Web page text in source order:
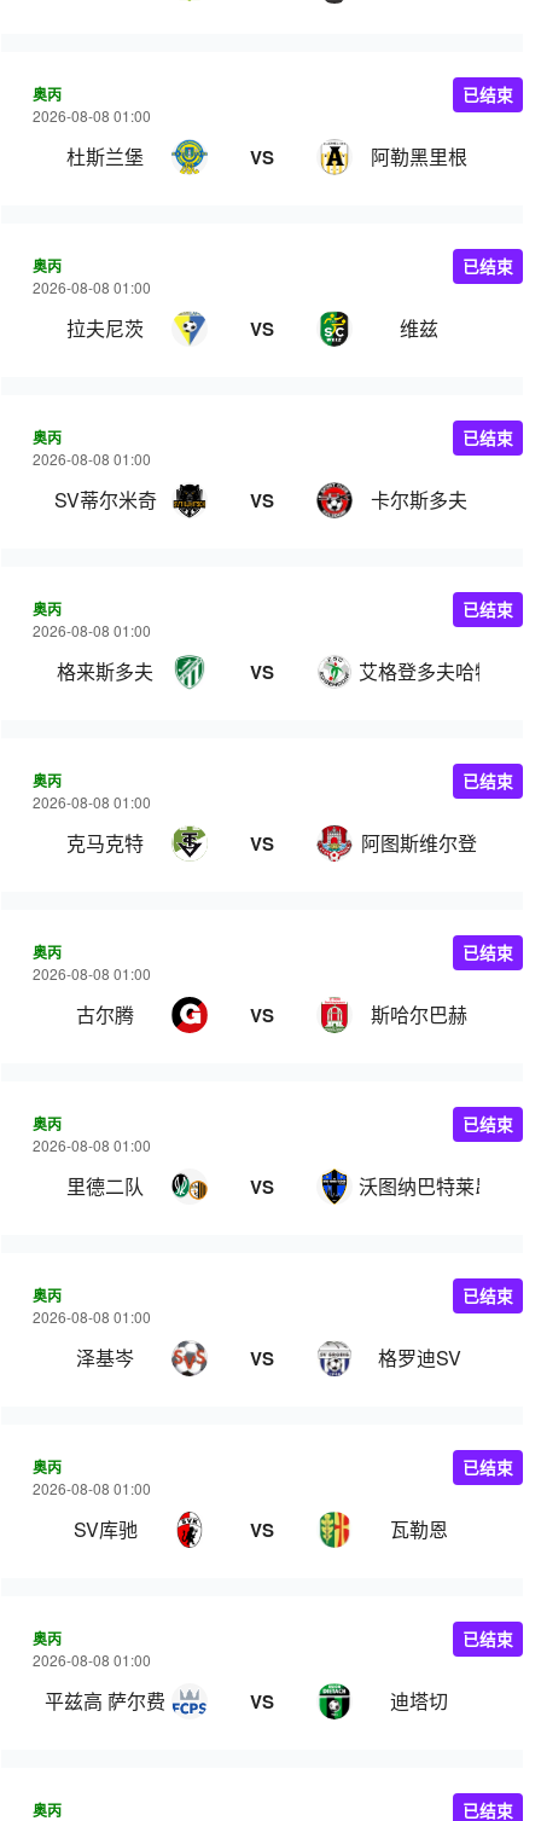
奥丙
2026-08-08 01:00
杜斯兰堡 VS 阿勒黑里根
已结束
奥丙
2026-08-08 01:00
拉夫尼茨 VS 维兹
已结束
奥丙
2026-08-08 01:00
SV蒂尔米奇 VS 卡尔斯多夫
已结束
奥丙
2026-08-08 01:00
格来斯多夫 VS 艾格登多夫哈特伯格
已结束
奥丙
2026-08-08 01:00
克马克特 VS 阿图斯维尔登
已结束
奥丙
2026-08-08 01:00
古尔腾 VS 斯哈尔巴赫
已结束
奥丙
2026-08-08 01:00
里德二队 VS 沃图纳巴特莱昂费尔
已结束
奥丙
2026-08-08 01:00
泽基岑 VS 格罗迪SV
已结束
奥丙
2026-08-08 01:00
SV库驰 VS 瓦勒恩
已结束
奥丙
2026-08-08 01:00
平兹高 萨尔费尔登 VS 迪塔切
已结束
奥丙 已结束